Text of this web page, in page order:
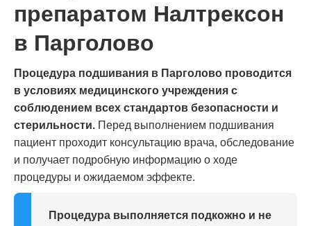
препаратом Налтрексон
в Парголово
Процедура подшивания в Парголово проводится
в условиях медицинского учреждения с
соблюдением всех стандартов безопасности и
стерильности. Перед выполнением подшивания
пациент проходит консультацию врача, обследование
и получает подробную информацию о ходе
процедуры и ожидаемом эффекте.
Процедура выполняется подкожно и не